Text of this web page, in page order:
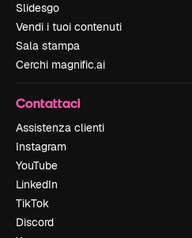
Slidesgo
Vendi i tuoi contenuti
Sala stampa
Cerchi magnific.ai
Contattaci
Assistenza clienti
Instagram
YouTube
LinkedIn
TikTok
Discord